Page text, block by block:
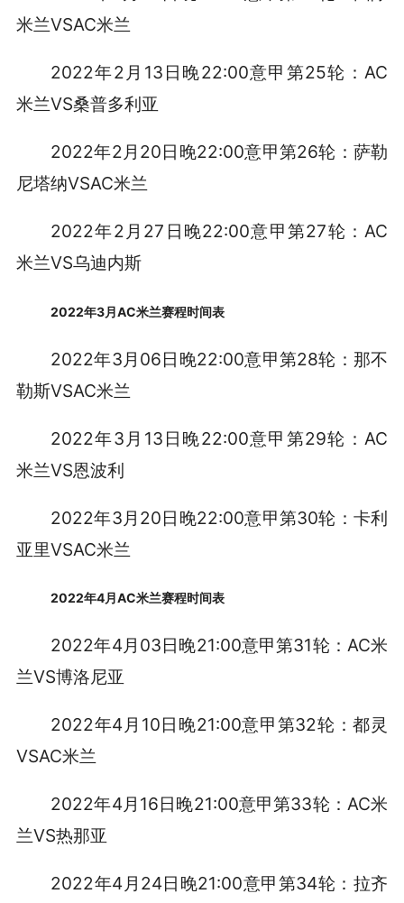
米兰VSAC米兰
2022年2月13日晚22:00意甲第25轮：AC
米兰VS桑普多利亚
2022年2月20日晚22:00意甲第26轮：萨勒
尼塔纳VSAC米兰
2022年2月27日晚22:00意甲第27轮：AC
米兰VS乌迪内斯
2022年3月AC米兰赛程时间表
2022年3月06日晚22:00意甲第28轮：那不
勒斯VSAC米兰
2022年3月13日晚22:00意甲第29轮：AC
米兰VS恩波利
2022年3月20日晚22:00意甲第30轮：卡利
亚里VSAC米兰
2022年4月AC米兰赛程时间表
2022年4月03日晚21:00意甲第31轮：AC米
兰VS博洛尼亚
2022年4月10日晚21:00意甲第32轮：都灵
VSAC米兰
2022年4月16日晚21:00意甲第33轮：AC米
兰VS热那亚
2022年4月24日晚21:00意甲第34轮：拉齐